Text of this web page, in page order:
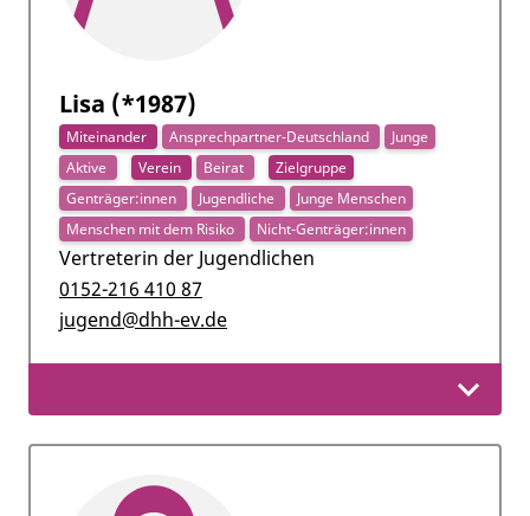
Lisa (*1987)
Miteinander Ansprechpartner-Deutschland
Junge
Aktive
Verein Beirat
Zielgruppe
Genträger:innen
Jugendliche
Junge Menschen
Menschen mit dem Risiko
Nicht-Genträger:innen
Vertreterin der Jugendlichen
0152-216 410 87
jugend@dhh-ev.de